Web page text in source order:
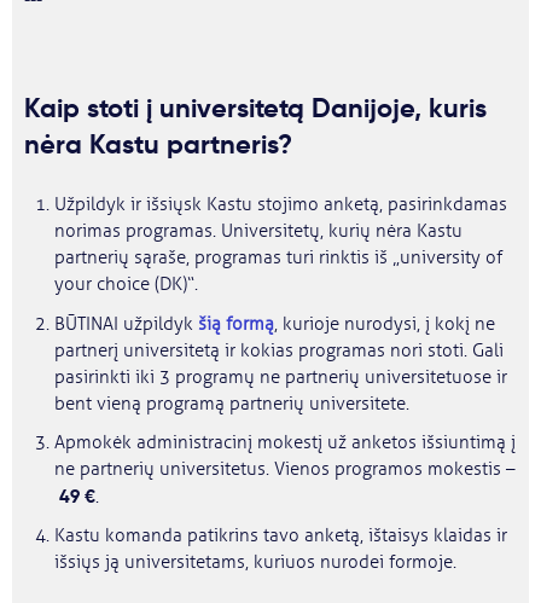
Kaip stoti į universitetą Danijoje, kuris
nėra Kastu partneris?
Užpildyk ir išsiųsk Kastu stojimo anketą, pasirinkdamas
norimas programas. Universitetų, kurių nėra Kastu
partnerių sąraše, programas turi rinktis iš „university of
your choice (DK)“.
BŪTINAI užpildyk šią formą, kurioje nurodysi, į kokį ne
partnerį universitetą ir kokias programas nori stoti. Gali
pasirinkti iki 3 programų ne partnerių universitetuose ir
bent vieną programą partnerių universitete.
Apmokėk administracinį mokestį už anketos išsiuntimą į
ne partnerių universitetus. Vienos programos mokestis –
49 €.
Kastu komanda patikrins tavo anketą, ištaisys klaidas ir
išsiųs ją universitetams, kuriuos nurodei formoje.